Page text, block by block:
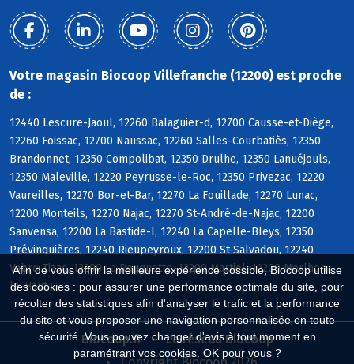
Afin de vous offrir la meilleure expérience possible, Biocoop utilise
des cookies : pour assurer une performance optimale du site, pour
récolter des statistiques afin d'analyser le trafic et la performance
du site et vous proposer une navigation personnalisée en toute
sécurité. Vous pouvez changer d'avis à tout moment en
paramétrant vos cookies. OK pour vous ?
Votre magasin Biocoop Villefranche (12200) est proche
de :
12440 Lescure-Jaoul, 12260 Balaguier-d, 12700 Causse-et-Diège,
12260 Foissac, 12700 Naussac, 12260 Salles-Courbatiès, 12350
Brandonnet, 12350 Compolibat, 12350 Drulhe, 12350 Lanuéjouls,
12350 Maleville, 12220 Peyrusse-le-Roc, 12350 Privezac, 12220
Vaureilles, 12270 Bor-et-Bar, 12270 La Fouillade, 12270 Lunac,
12200 Monteils, 12270 Najac, 12270 St-André-de-Najac, 12200
Sanvensa, 12200 La Bastide-l, 12240 La Capelle-Bleys, 12350
Prévinquières, 12240 Rieupeyroux, 12200 St-Salvadou, 12240
Vabre-Tizac, 12200 La Rouquette, 12200 Martiel, 12200 Morlhon-
le-Haut
Biocoop.fr
Le réseau Biocoop